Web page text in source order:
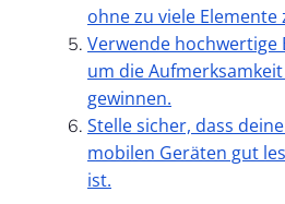
ohne zu viele Elemente
Verwende hochwertige
um die
gewinnen.
Stelle sicher, dass
mobilen Geräten gut
ist.